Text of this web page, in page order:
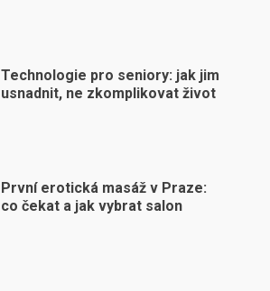
Technologie pro seniory: jak jim
usnadnit, ne zkomplikovat život
První erotická masáž v Praze:
co čekat a jak vybrat salon